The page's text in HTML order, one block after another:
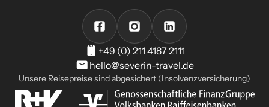
+49 (0) 211 4187 2111
hello@severin-travel.de
Unsere Reisepreise sind abgesichert (Insolvenzversicherung)